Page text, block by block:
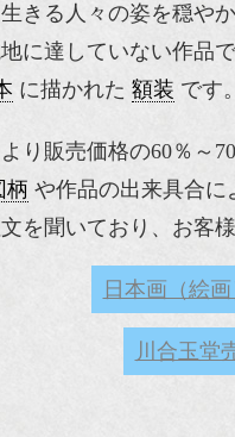
きる人々の姿を穏や
に達していない作品
に描かれた 額装 です。
り販売価格の60％～
柄 や作品の出来具合に
を聞いており、お客
日本画（絵
川合玉堂